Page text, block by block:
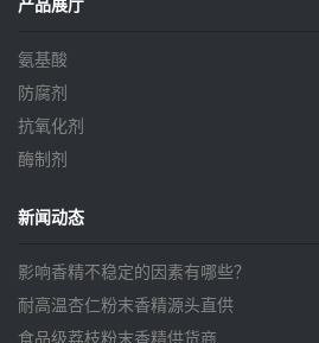
产品展厅
氨基酸
防腐剂
抗氧化剂
酶制剂
新闻动态
影响香精不稳定的因素有哪些？
耐高温杏仁粉末香精源头直供
食品级荔枝粉末香精供货商